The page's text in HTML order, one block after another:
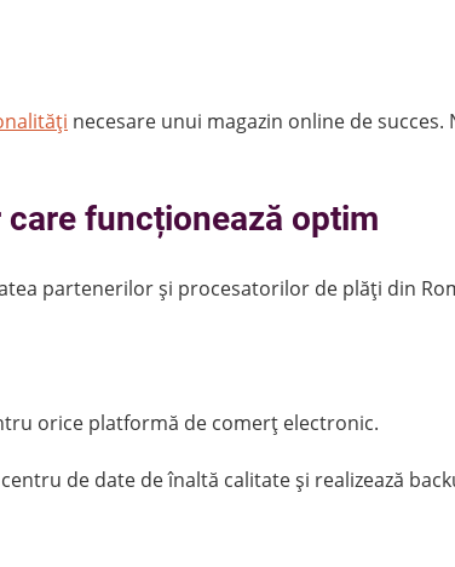
necesare unui magazin online de
funcționează optim
partenerilor și procesatorilor de plăți din
orice platformă de comerț electronic.
de date de înaltă calitate și realizează